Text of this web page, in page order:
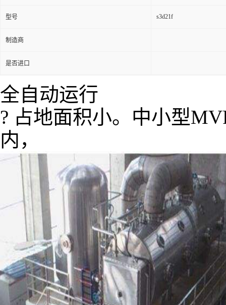
型号 s3d21f
制造商
是否进口
全自动运行
? 占地面积小。中小型
内，